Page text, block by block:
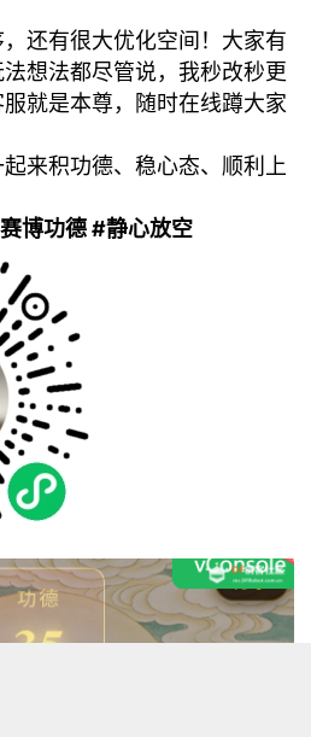
还有很大优化空间！大家有
想法都尽管说，我秒改秒更
就是本尊，随时在线蹲大家
来积功德、稳心态、顺利上
博功德 #静心放空